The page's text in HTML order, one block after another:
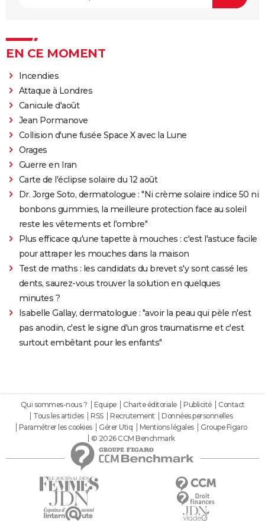
EN CE MOMENT
Incendies
Attaque à Londres
Canicule d'août
Jean Pormanove
Collision d'une fusée Space X avec la Lune
Orages
Guerre en Iran
Carte de l'éclipse solaire du 12 août
Dr. Jorge Soto, dermatologue : "Ni crème solaire indice 50 ni
bonbons gummies, la meilleure protection face au soleil
reste les vêtements et l'ombre"
Plus efficace qu'une tapette à mouches : c'est l'astuce facile
pour attraper les mouches dans la maison
Test de maths : les candidats du brevet s'y sont cassé les
dents, saurez-vous trouver la solution en quelques
minutes ?
Isabelle Gallay, dermatologue : "avoir la peau qui pèle n'est
pas anodin, c'est le signe d'un gros traumatisme et c'est
surtout embêtant pour les enfants"
Qui sommes-nous ? Equipe Charte éditoriale Publicité
Contact
Tous les articles
RSS Recrutement
Données personnelles
Paramétrer les cookies
Gérer Utiq Mentions légales
Groupe Figaro
© 2026 CCM Benchmark